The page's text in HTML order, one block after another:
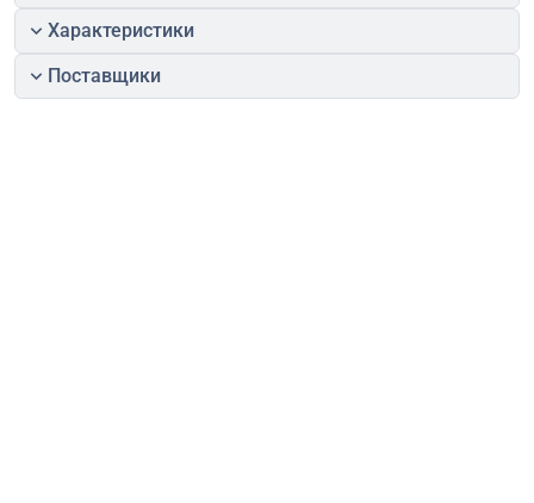
Характеристики
Поставщики